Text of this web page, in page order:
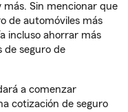
más. Sin mencionar que
de automóviles más
incluso ahorrar más
de seguro de
a comenzar
cotización de seguro